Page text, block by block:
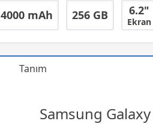
4000 mAh 256 GB 6.2"
Ekran
Tanım
Samsung